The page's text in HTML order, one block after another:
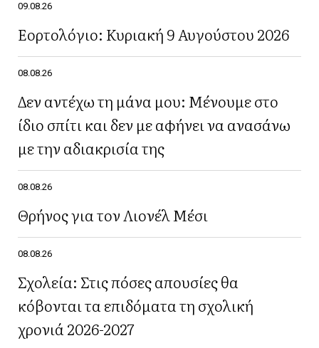
09.08.26
Εορτολόγιο: Κυριακή 9 Αυγούστου 2026
08.08.26
Δεν αντέχω τη μάνα μου: Μένουμε στο
ίδιο σπίτι και δεν με αφήνει να ανασάνω
με την αδιακρισία της
08.08.26
Θρήνος για τον Λιονέλ Μέσι
08.08.26
Σχολεία: Στις πόσες απουσίες θα
κόβονται τα επιδόματα τη σχολική
χρονιά 2026-2027